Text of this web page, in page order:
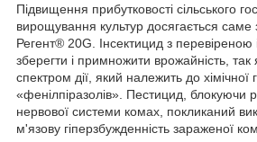
Підвищення прибутковості сільського
вирощування культур досягається саме
Регент® 20G. Інсектицид з
зберегти і примножити врожайність,
спектром дії, який належить до хімічної
«фенілпіразолів». Пестицид, блокуючи
нервової системи комах, покликаний
м'язову гіперзбужденність зараженої